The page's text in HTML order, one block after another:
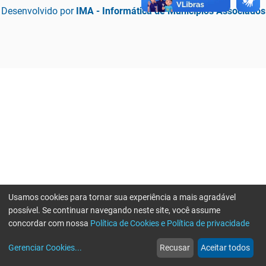
Desenvolvido por IMA - Informática de Municípios Associados
web
Notícias
more_horiz
Mais
Usamos cookies para tornar sua experiência a mais agradável
possível. Se continuar navegando neste site, você assume
concordar com nossa Política de Cookies e Política de privacidade
Gerenciar Cookies... Recusar Aceitar todos
Erro ao enviar informações, por favor tente novamente